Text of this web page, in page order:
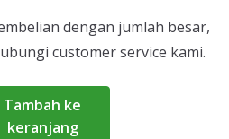
dengan jumlah besar,
customer service kami.
Tambah ke
keranjang